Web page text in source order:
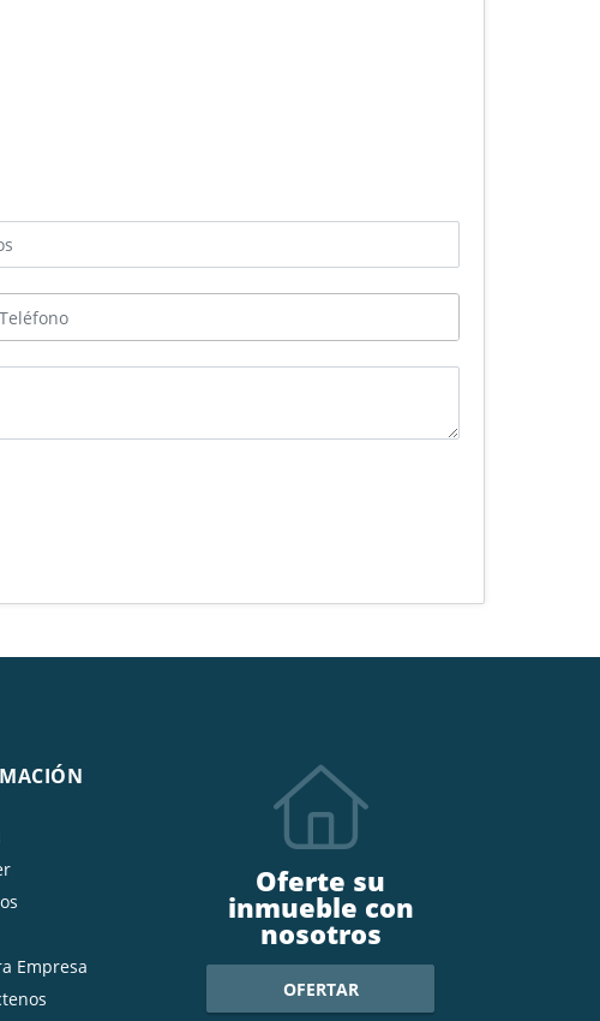
Empresa
Oferte su
inmueble con
nosotros
OFERTAR